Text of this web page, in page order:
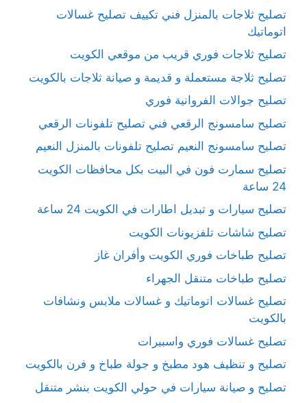
تصليح ثلاجات بالمنزل فني تكييف تصليح غسالات
اتوماتيك
تصليح ثلاجات فوري قريب من موقعي الكويت
تصليح ثلاجة مستعملة و قديمة و صيانة ثلاجات بالكويت
تصليح جوالات الفروانية فوري
تصليح سامسونج الرقعي فني تصليح تلفونات الرقعي
تصليح سامسونج النعيم تصليح تلفونات بالمنزل النعيم
تصليح سمارت فون في البيت بكل محافظات الكويت
24 ساعة
تصليح سيارات و تبديل اطارات في الكويت 24 ساعة
تصليح شاشات تلفزيونات الكويت
تصليح طباخات فوري الكويت وأفران غاز
تصليح طباخات متنقل الجهراء
تصليح غسالات اتوماتيك و غسالات ملابس ونشافات
بالكويت
تصليح غسالات فوري واسبيرات
تصليح و تنظيف هود مطبخ و جولة طباخ و فرن بالكويت
تصليح و صيانة سيارات في حولي الكويت بنشر متنقل